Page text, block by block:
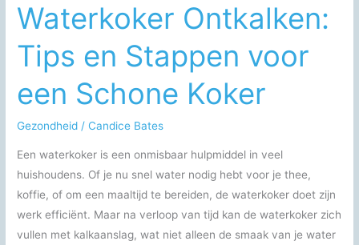
Waterkoker Ontkalken:
Tips en Stappen voor
een Schone Koker
Gezondheid /Candice Bates
Een waterkoker is een onmisbaar hulpmiddel in veel
huishoudens. Of je nu snel water nodig hebt voor je thee,
koffie, of om een maaltijd te bereiden, de waterkoker doet zijn
werk efficiënt. Maar na verloop van tijd kan de waterkoker zich
vullen met kalkaanslag, wat niet alleen de smaak van je water